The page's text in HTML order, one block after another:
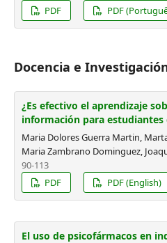
PDF
PDF
Docencia e
¿Es efectivo el aprendizaje
información para estudiantes
Maria Dolores Guerra Martin,
Maria Zambrano Dominguez,
90-113
PDF
PDF (English)
El uso de psicofármacos en